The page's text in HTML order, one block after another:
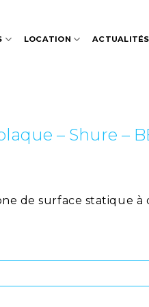
LOCATION ACTUALITÉS
– Shure –
de surface statique